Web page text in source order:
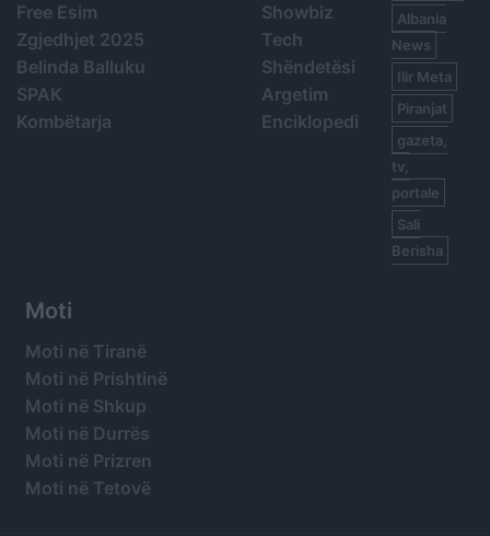
Free Esim
Zgjedhjet 2025
Belinda Balluku
SPAK
Kombëtarja
Showbiz
Tech
Shëndetësi
Argetim
Enciklopedi
Albania
News
Ilir Meta
Piranjat
gazeta,
tv,
portale
Sali
Berisha
Moti
Moti në Tiranë
Moti në Prishtinë
Moti në Shkup
Moti në Durrës
Moti në Prizren
Moti në Tetovë